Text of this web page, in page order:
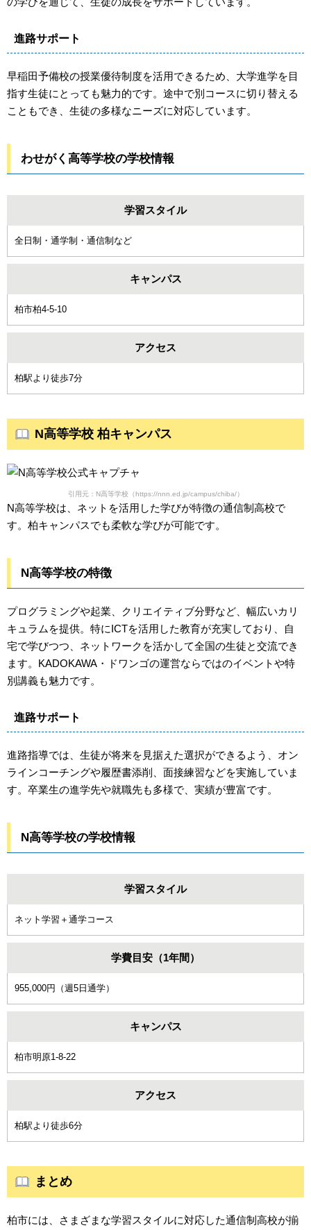
進路サポート
早稲田予備校の授業優待制度を活用できるため、大学進学を目
指す生徒にとっても魅力的です。途中で別コースに切り替える
こともでき、生徒の多様なニーズに対応しています。
わせがく高等学校の学校情報
学習スタイル
全日制・通学制・通信制など
キャンパス
柏市柏4-5-10
アクセス
柏駅より徒歩7分
N高等学校 柏キャンパス
引用元：N高等学校（https://nnn.ed.jp/campus/chiba/）
N高等学校は、ネットを活用した学びが特徴の通信制高校で
す。柏キャンパスでも柔軟な学びが可能です。
N高等学校の特徴
プログラミングや起業、クリエイティブ分野など、幅広いカリ
キュラムを提供。特にICTを活用した教育が充実しており、自
宅で学びつつ、ネットワークを活かして全国の生徒と交流でき
ます。KADOKAWA・ドワンゴの運営ならではのイベントや特
別講義も魅力です。
進路サポート
進路指導では、生徒が将来を見据えた選択ができるよう、オン
ラインコーチングや履歴書添削、面接練習などを実施していま
す。卒業生の進学先や就職先も多様で、実績が豊富です。
N高等学校の学校情報
学習スタイル
ネット学習＋通学コース
学費目安（1年間）
955,000円（週5日通学）
キャンパス
柏市明原1-8-22
アクセス
柏駅より徒歩6分
まとめ
柏市には、さまざまな学習スタイルに対応した通信制高校が揃